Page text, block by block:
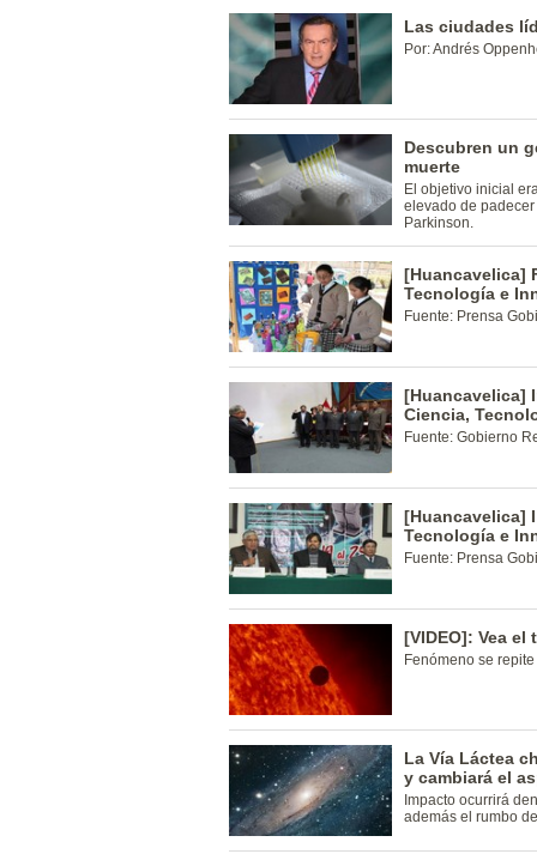
Las ciudades
Por: Andrés
Descubren un
muerte
El objetivo inicial
elevado de
Parkinson.
[Huancavelica]
Tecnología e
Fuente: Prensa
[Huancavelica]
Ciencia,
Fuente: Gobierno
[Huancavelica]
Tecnología e
Fuente: Prensa
[VIDEO]: Vea el
Fenómeno se
La Vía Láctea
y cambiará el
Impacto ocurrirá
además el rumbo